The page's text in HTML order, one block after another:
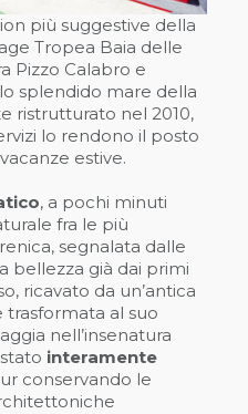
più suggestive della
Tropea Baia delle
Pizzo Calabro e
splendido mare della
ristrutturato nel 2010,
lo rendono il posto
estive.
, a pochi minuti
fra le più
segnalata dalle
bellezza già dai primi
ricavato da un’antica
al suo
nell’insenatura
interamente
conservando le